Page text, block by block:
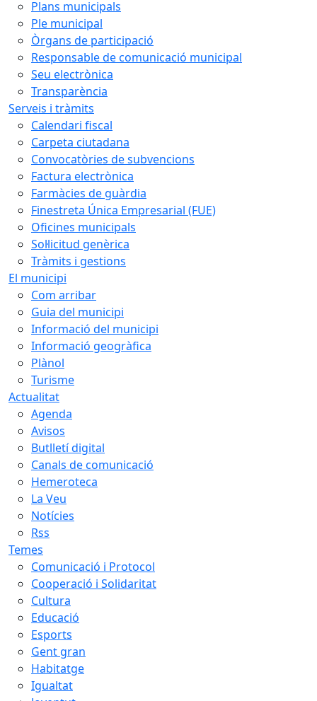
Plans municipals
Ple municipal
Òrgans de participació
Responsable de comunicació municipal
Seu electrònica
Transparència
Serveis i tràmits
Calendari fiscal
Carpeta ciutadana
Convocatòries de subvencions
Factura electrònica
Farmàcies de guàrdia
Finestreta Única Empresarial (FUE)
Oficines municipals
Sol·licitud genèrica
Tràmits i gestions
El municipi
Com arribar
Guia del municipi
Informació del municipi
Informació geogràfica
Plànol
Turisme
Actualitat
Agenda
Avisos
Butlletí digital
Canals de comunicació
Hemeroteca
La Veu
Notícies
Rss
Temes
Comunicació i Protocol
Cooperació i Solidaritat
Cultura
Educació
Esports
Gent gran
Habitatge
Igualtat